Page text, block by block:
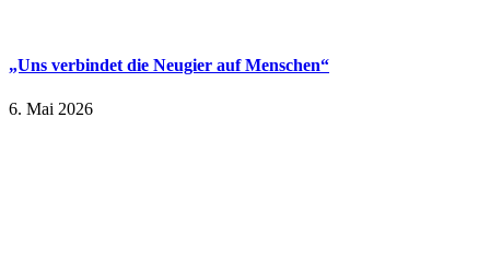
„Uns verbindet die Neugier auf Menschen“
6. Mai 2026